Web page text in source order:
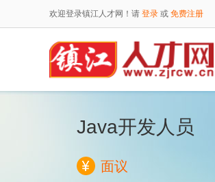
欢迎登录镇江人才网！请 登录 或 免费注册
Java开发人员
面议